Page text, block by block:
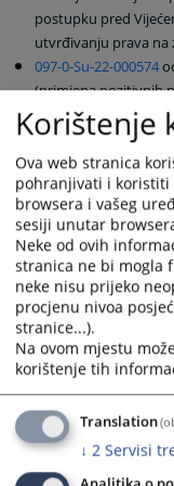
postupku pred
utvrđivanju prava na
097-0-Su-22-000574
(primjena pozitivnih
rad advokatskih
097-0-Su-22-000723
prava građenja pred
097-0-Su-22-000724
Prateći
Su-435-08
097-0-Su-10-
097-0-Su-12-
Korištenje
Ova web stranica
pohranjivati i koristiti
browsera i vašeg
sesiji unutar
Neke od ovih
stranica ne bi mogla
neke nisu prijeko
procjenu nivoa
stranice...).
Na ovom mjestu
korištenje tih
Translation
↓ 2 Servisi